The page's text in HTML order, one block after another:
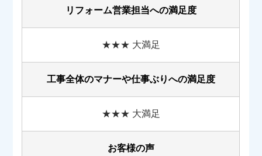
リフォーム営業担当への満足度
★★★ 大満足
工事全体のマナーや仕事ぶりへの満足度
★★★ 大満足
お客様の声